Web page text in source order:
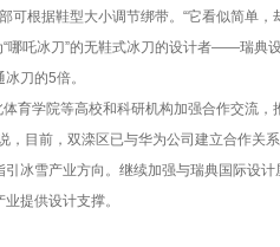
可根据鞋型大小调节绑带。“它看似简单
“哪吒冰刀”的无鞋式冰刀的设计者——瑞典
刀的5倍。
育学院等高校和科研机构加强合作交流
，目前，双滦区已与华为公司建立合作关
冰雪产业方向。继续加强与瑞典国际设
提供设计支撑。